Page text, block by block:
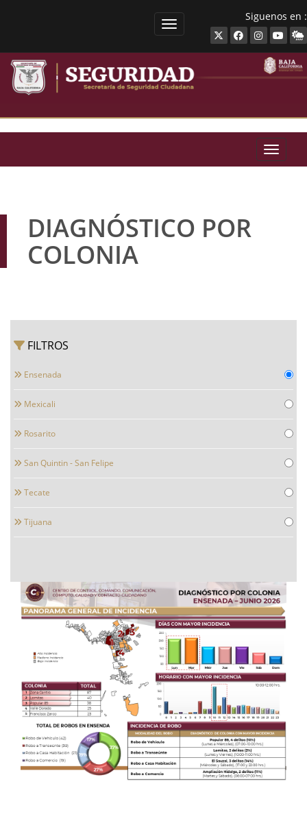
SECRETARíA DE SEGURIDAD
Siguenos en :
DIAGNÓSTICO POR
COLONIA
FILTROS
Ensenada
Mexicali
Rosarito
San Quintin - San Felipe
Tecate
Tijuana